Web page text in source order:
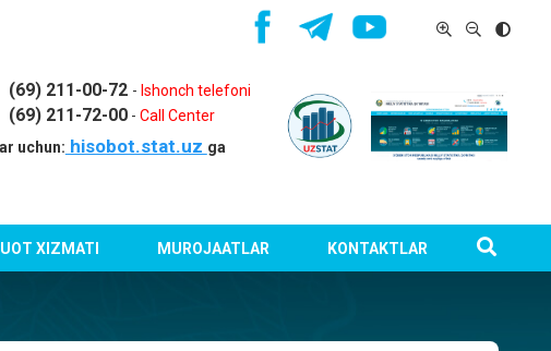
(69) 211-00-72 - Ishonch telefoni
(69) 211-72-00- Call Center
uchun: hisobot.stat.uz ga
XIZMATI MUROJAATLAR KONTAKTLAR